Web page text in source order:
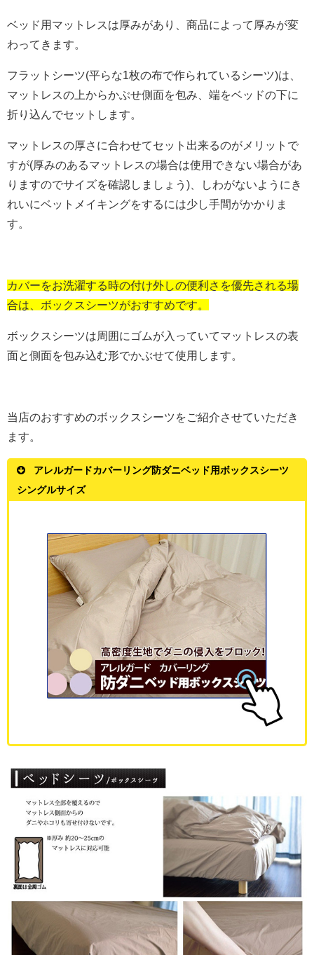
ベッド用マットレスは厚みがあり、商品によって厚みが変
わってきます。
フラットシーツ(平らな1枚の布で作られているシーツ)は、
マットレスの上からかぶせ側面を包み、端をベッドの下に
折り込んでセットします。
マットレスの厚さに合わせてセット出来るのがメリットで
すが(厚みのあるマットレスの場合は使用できない場合があ
りますのでサイズを確認しましょう)、しわがないようにき
れいにベットメイキングをするには少し手間がかかりま
す。
カバーをお洗濯する時の付け外しの便利さを優先される場
合は、ボックスシーツがおすすめです。
ボックスシーツは周囲にゴムが入っていてマットレスの表
面と側面を包み込む形でかぶせて使用します。
当店のおすすめのボックスシーツをご紹介させていただき
ます。
アレルガードカバーリング防ダニベッド用ボックスシーツ
シングルサイズ